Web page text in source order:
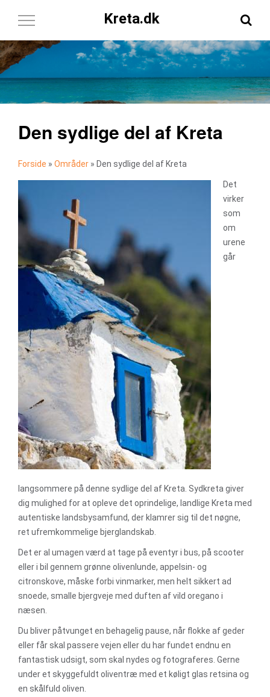
Kreta.dk
Toggle
Den sydlige del af Kreta
Forside » Områder » Den sydlige del af Kreta
Det
virker
som
om
urene
går
langsommere på denne sydlige del af Kreta. Sydkreta giver
dig mulighed for at opleve det oprindelige, landlige Kreta med
autentiske landsbysamfund, der klamrer sig til det nøgne,
ret ufremkommelige bjerglandskab.
Det er al umagen værd at tage på eventyr i bus, på scooter
eller i bil gennem grønne olivenlunde, appelsin- og
citronskove, måske forbi vinmarker, men helt sikkert ad
snoede, smalle bjergveje med duften af vild oregano i
næsen.
Du bliver påtvunget en behagelig pause, når flokke af geder
eller får skal passere vejen eller du har fundet endnu en
fantastisk udsigt, som skal nydes og fotograferes. Gerne
under et skyggefuldt oliventræ med et køligt glas retsina og
en skålfuld oliven.